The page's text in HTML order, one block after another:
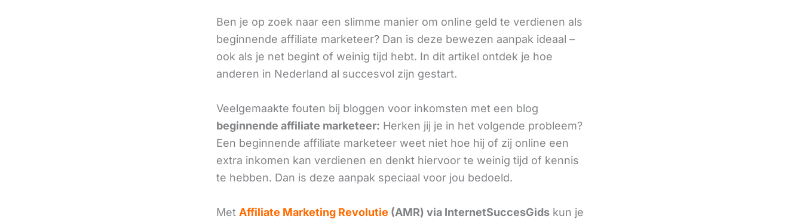
Ben je op zoek naar een slimme manier om online geld te verdienen als
beginnende affiliate marketeer? Dan is deze bewezen aanpak ideaal –
ook als je net begint of weinig tijd hebt. In dit artikel ontdek je hoe
anderen in Nederland al succesvol zijn gestart.
Veelgemaakte fouten bij bloggen voor inkomsten met een blog
beginnende affiliate marketeer: Herken jij je in het volgende probleem?
Een beginnende affiliate marketeer weet niet hoe hij of zij online een
extra inkomen kan verdienen en denkt hiervoor te weinig tijd of kennis
te hebben. Dan is deze aanpak speciaal voor jou bedoeld.
Met Affiliate Marketing Revolutie (AMR) via InternetSuccesGids kun je